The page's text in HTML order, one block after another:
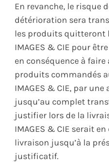
En revanche, le risque
détérioration sera
les produits quitteront
IMAGES & CIE pour
en conséquence à
produits commandés
IMAGES & CIE, par
jusqu’au complet
justifier lors de la
IMAGES & CIE serait
livraison jusqu’à la
justificatif.